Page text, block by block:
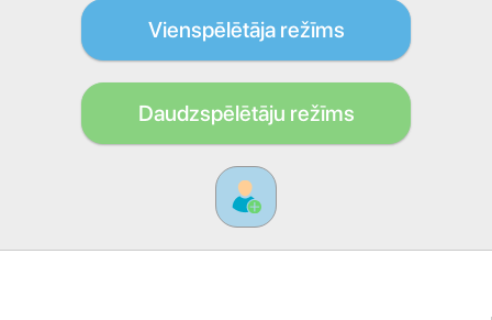
Vienspēlētāja režīms
Daudzspēlētāju režīms